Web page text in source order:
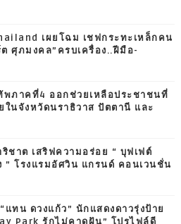
เผยโฉม เชฟกระทะเหล็กคน
ศุภมงคล”ครบเครื่อง..ฝีมือ-
พภาคที่4 ออกช่วยเหลือประชาชนที่
ในจังหวัดนราธิวาส ปัตตานี และ
ชาต เสริฟความอร่อย “ บุฟเฟต์
” โรงแรมอัศวิน แกรนด์ คอนเวนชั่น
แทน ดวงแก้ว” นักแสดงดาวรุ่งป้าย
Park รักไม่คาดฝัน” โปรไฟล์ดี